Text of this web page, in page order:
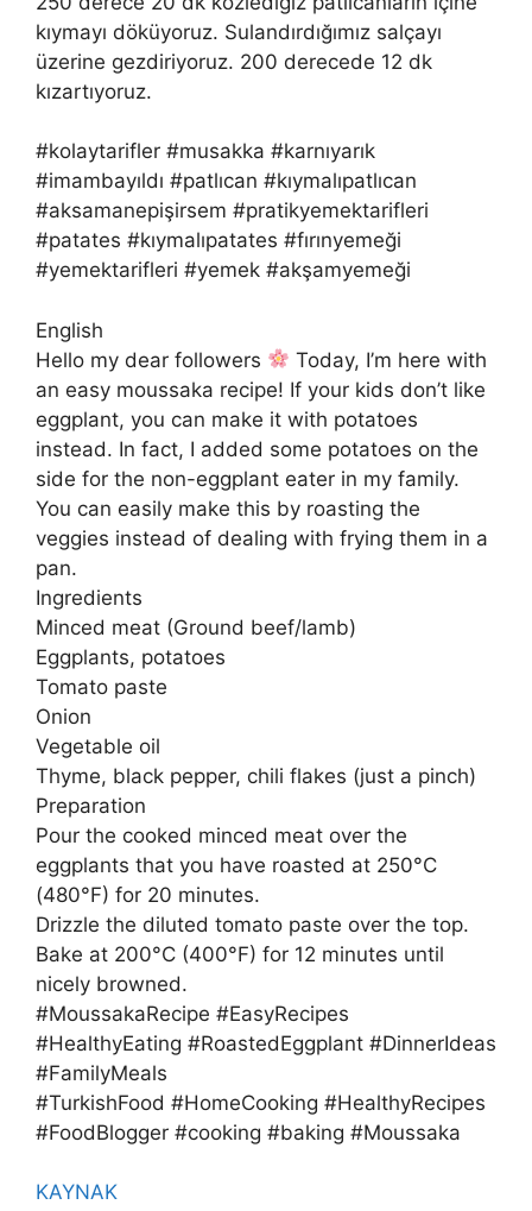
kıymayı döküyoruz. Sulandırdığımız salçayı
üzerine gezdiriyoruz. 200 derecede 12 dk
kızartıyoruz.
#kolaytarifler #musakka #karnıyarık
#imambayıldı #patlıcan #kıymalıpatlıcan
#aksamanepişirsem #pratikyemektarifleri
#patates #kıymalıpatates #fırınyemeği
#yemektarifleri #yemek #akşamyemeği
English
Hello my dear followers
Today, I’m here with
an easy moussaka recipe! If your kids don’t like
eggplant, you can make it with potatoes
instead. In fact, I added some potatoes on the
side for the non-eggplant eater in my family.
You can easily make this by roasting the
veggies instead of dealing with frying them in a
pan.
​Ingredients
​Minced meat (Ground beef/lamb)
​Eggplants, potatoes
​Tomato paste
​Onion
​Vegetable oil
​Thyme, black pepper, chili flakes (just a pinch)
​Preparation
​Pour the cooked minced meat over the
eggplants that you have roasted at 250°C
(480°F) for 20 minutes.
​Drizzle the diluted tomato paste over the top.
​Bake at 200°C (400°F) for 12 minutes until
nicely browned.
​#MoussakaRecipe #EasyRecipes
#HealthyEating #RoastedEggplant #DinnerIdeas
#FamilyMeals
#TurkishFood #HomeCooking #HealthyRecipes
#FoodBlogger #cooking #baking #Moussaka
KAYNAK